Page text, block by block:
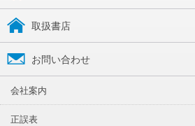
取扱書店
お問い合わせ
会社案内
正誤表